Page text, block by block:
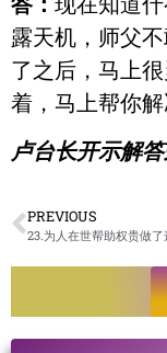
露天机，师父
了之后，马上
着，马上帮你解
卢台长开示解
PREVIOUS